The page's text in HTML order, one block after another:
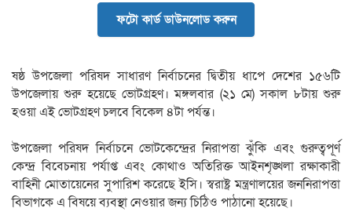
ফটো কার্ড ডাউনলোড করুন
ষষ্ঠ উপজেলা পরিষদ সাধারণ নির্বাচনের দ্বিতীয় ধাপে দেশের ১৫৬টি
উপজেলায় শুরু হয়েছে ভোটগ্রহণ। মঙ্গলবার (২১ মে) সকাল ৮টায় শুরু
হওয়া এই ভোটগ্রহণ চলবে বিকেল ৪টা পর্যন্ত।
উপজেলা পরিষদ নির্বাচনে ভোটকেন্দ্রের নিরাপত্তা ঝুঁকি এবং গুরুত্বপূর্ণ
কেন্দ্র বিবেচনায় পর্যাপ্ত এবং কোথাও অতিরিক্ত আইনশৃঙ্খলা রক্ষাকারী
বাহিনী মোতায়েনের সুপারিশ করেছে ইসি। স্বরাষ্ট্র মন্ত্রণালয়ের জননিরাপত্তা
বিভাগকে এ বিষয়ে ব্যবস্থা নেওয়ার জন্য চিঠিও পাঠানো হয়েছে।